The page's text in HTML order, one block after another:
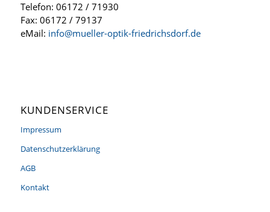
Telefon: 06172 / 71930
Fax: 06172 / 79137
eMail: info@mueller-optik-friedrichsdorf.de
KUNDENSERVICE
Impressum
Datenschutzerklärung
AGB
Kontakt